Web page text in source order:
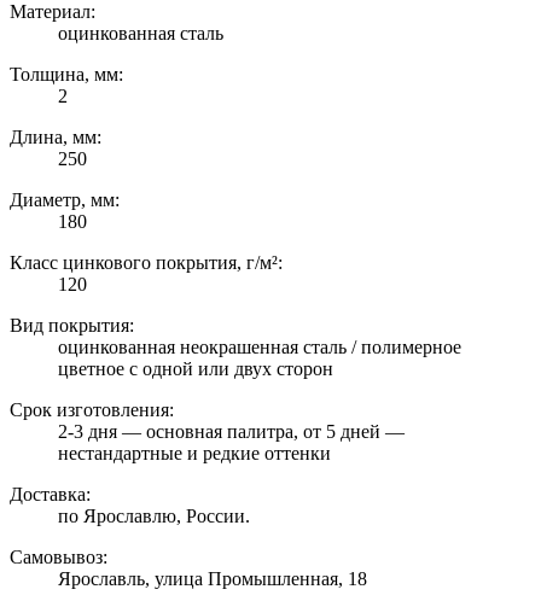
Материал:
оцинкованная сталь
Толщина, мм:
2
Длина, мм:
250
Диаметр, мм:
180
Класс цинкового покрытия, г/м²:
120
Вид покрытия:
оцинкованная неокрашенная сталь / полимерное
цветное с одной или двух сторон
Срок изготовления:
2-3 дня — основная палитра, от 5 дней —
нестандартные и редкие оттенки
Доставка:
по Ярославлю, России.
Самовывоз:
Ярославль, улица Промышленная, 18